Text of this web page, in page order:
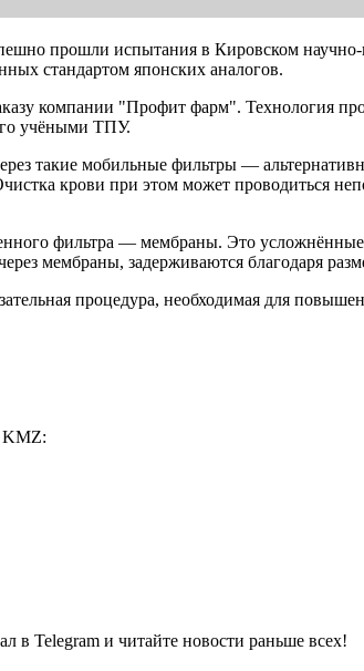
прошли испытания в Кировском
стандартом японских аналогов.
компании "Профит фарм". Технология
учёными ТПУ.
такие мобильные фильтры —
крови при этом может проводиться
фильтра — мембраны. Это
мембраны, задерживаются благодаря
процедура, необходимая для
KMZ:
в Telegram и читайте новости раньше всех!